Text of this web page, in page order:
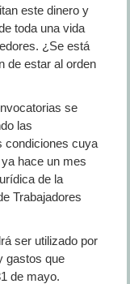
este dinero y
toda una vida
¿Se está
de estar al orden
se
las
condiciones cuya
hace un mes
de la
Trabajadores
ser utilizado por
gastos que
de mayo.